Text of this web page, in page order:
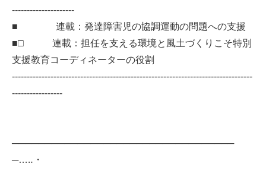
---------------------
■ 連載：発達障害児の協調運動の問題への支援
■□ 連載：担任を支える環境と風土づくりこそ特別
支援教育コーディネーターの役割
---------------------------------------------------------------------------------
-----------------
──────────────────────────────────
─…‥・